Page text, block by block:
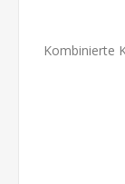
Kombinierte